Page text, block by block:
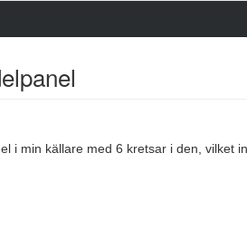
i min källare med 6 kretsar i den, vilket